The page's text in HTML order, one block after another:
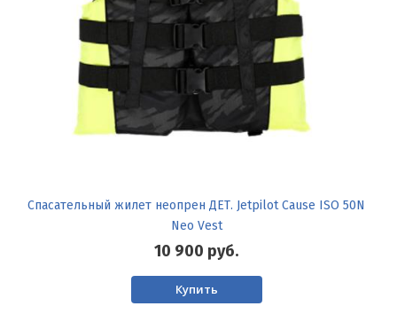
Спасательный жилет неопрен ДЕТ. Jetpilot Cause ISO 50N
Neo Vest
10 900 руб.
Купить